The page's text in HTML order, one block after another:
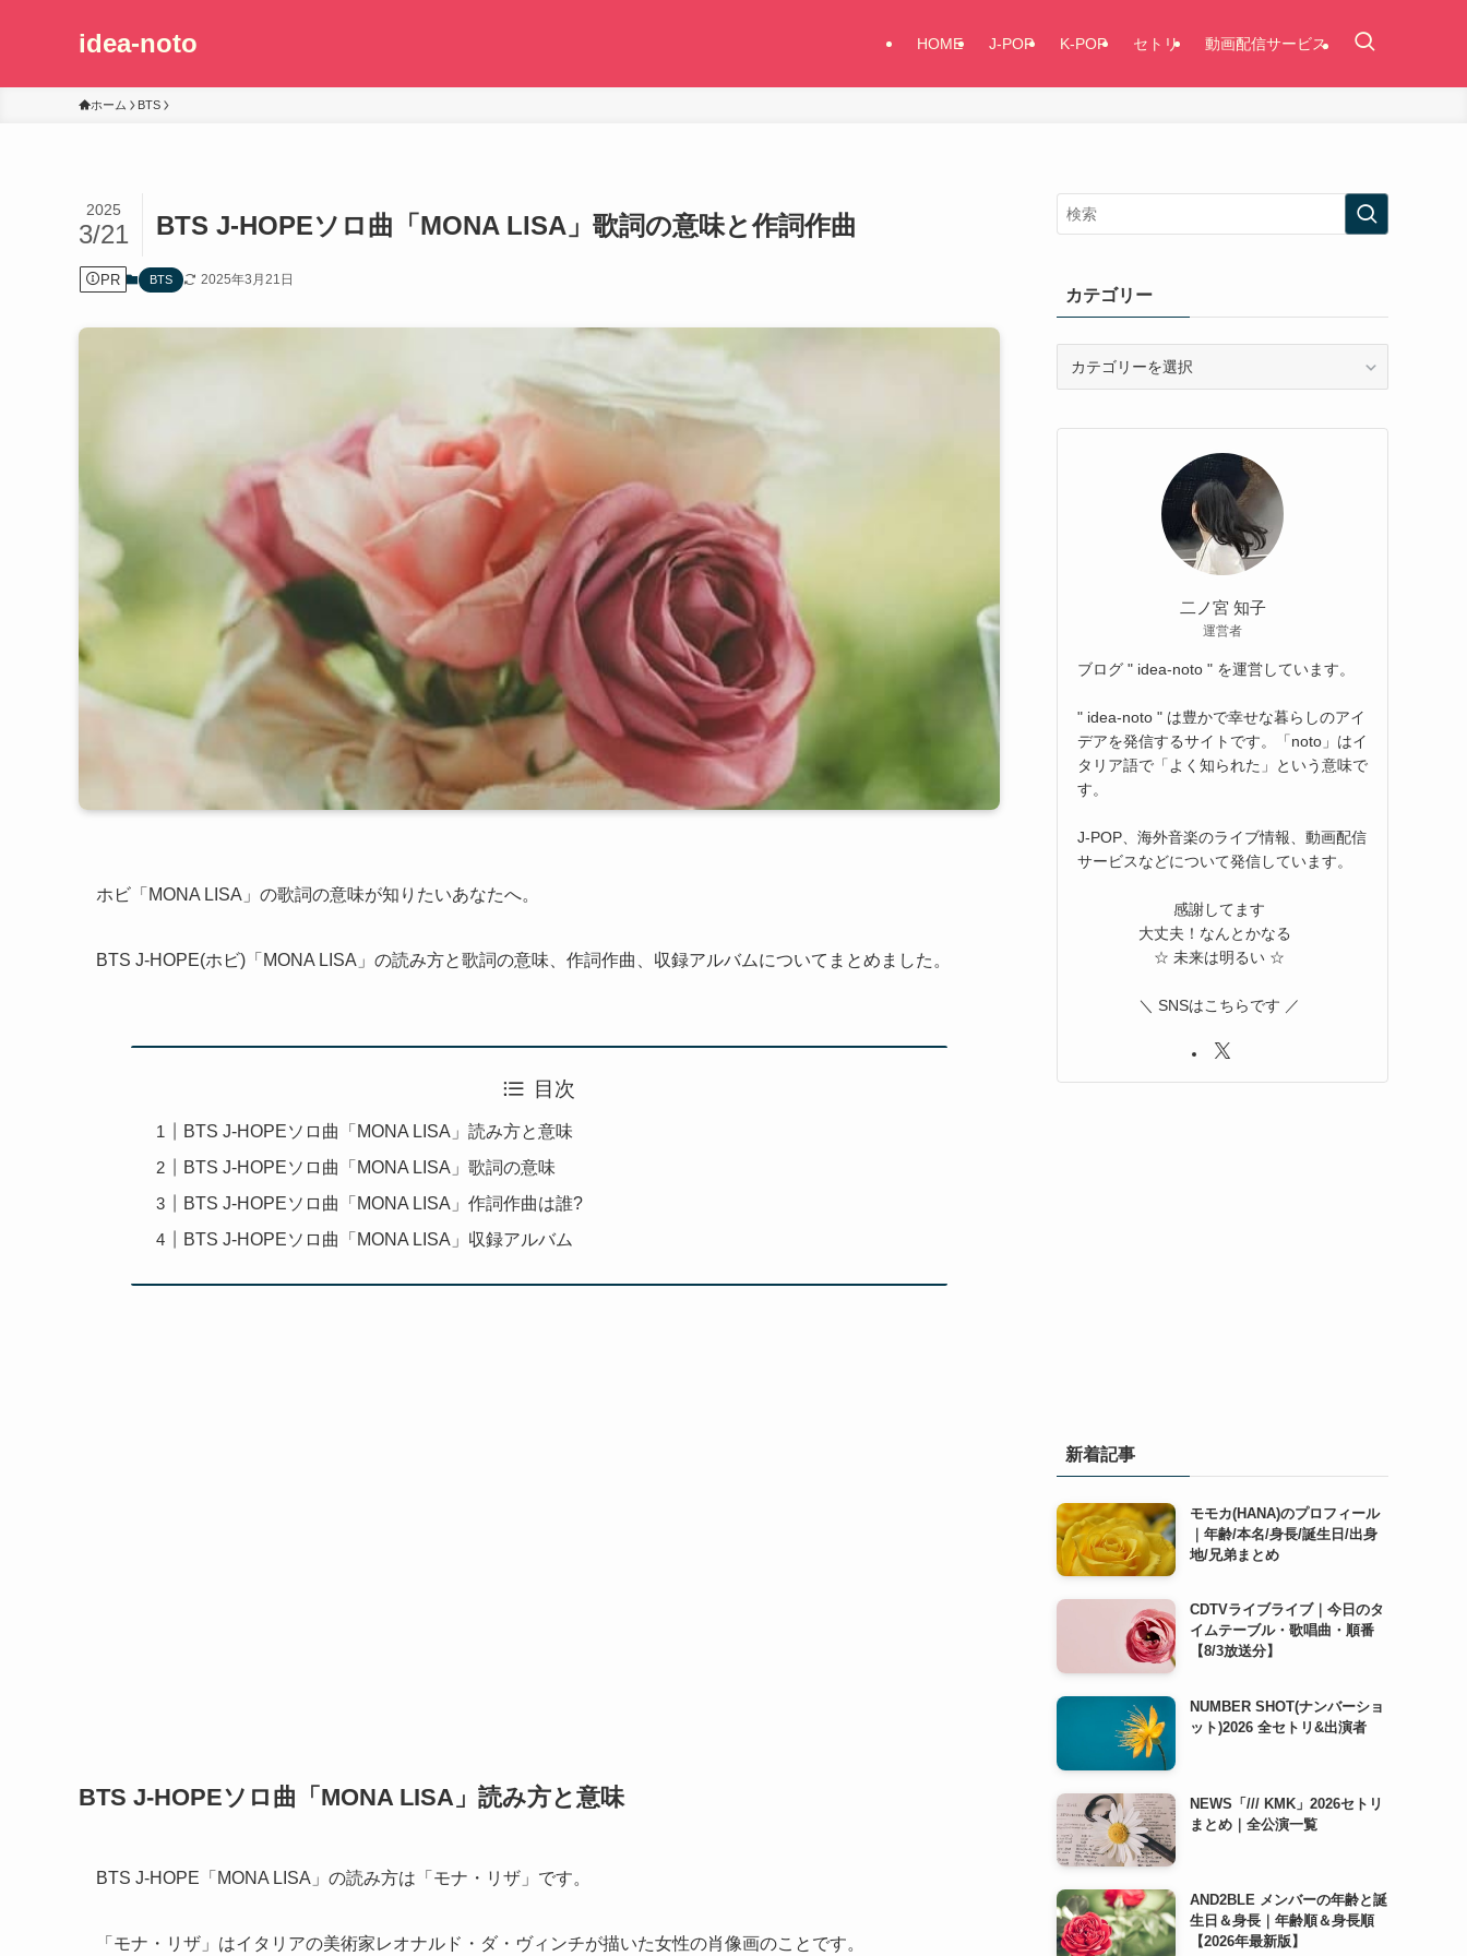
idea-noto HOME J-POP K-POP セトリ 動画配信サービス
ホーム BTS
BTS J-HOPEソロ曲「MONA LISA」歌詞の意味と作詞作曲
2025
3/21
PR BTS 2025年3月21日
ホビ「MONA LISA」の歌詞の意味が知りたいあなたへ。
BTS J-HOPE(ホビ)「MONA LISA」の読み方と歌詞の意味、作詞作曲、収録アルバムについてまとめました。
目次
BTS J-HOPEソロ曲「MONA LISA」読み方と意味
BTS J-HOPEソロ曲「MONA LISA」歌詞の意味
BTS J-HOPEソロ曲「MONA LISA」作詞作曲は誰?
BTS J-HOPEソロ曲「MONA LISA」収録アルバム
BTS J-HOPEソロ曲「MONA LISA」読み方と意味
BTS J-HOPE「MONA LISA」の読み方は「モナ・リザ」です。
「モナ・リザ」はイタリアの美術家レオナルド・ダ・ヴィンチが描いた女性の肖像画のことです。
カテゴリー
リ
二ノ宮 知子
運営者
ブログ " idea-noto " を運営しています。
" idea-noto " は豊かで幸せな暮らしのアイ
デアを発信するサイトです。「noto」はイ
タリア語で「よく知られた」という意味で
す。
J-POP、海外音楽のライブ情報、動画配信
サービスなどについて発信しています。
感謝してます
大丈夫！なんとかなる
☆ 未来は明るい ☆
＼ SNSはこちらです ／
新着記事
モモカ(HANA)のプロフィール
｜年齢/本名/身長/誕生日/出身
地/兄弟まとめ
CDTVライブライブ｜今日のタ
イムテーブル・歌唱曲・順番
【8/3放送分】
NUMBER SHOT(ナンバーショ
ット)2026 全セトリ&出演者
NEWS「/// KMK」2026セトリ
まとめ｜全公演一覧
AND2BLE メンバーの年齢と誕
生日＆身長｜年齢順＆身長順
【2026年最新版】